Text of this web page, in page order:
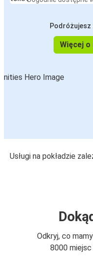
Podróżujesz
Więcej o
Usługi na pokładzie
Odkryj, co
8000